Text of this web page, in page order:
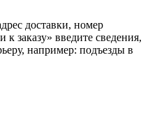
доставки, номер
заказу» введите сведения,
например: подъезды в